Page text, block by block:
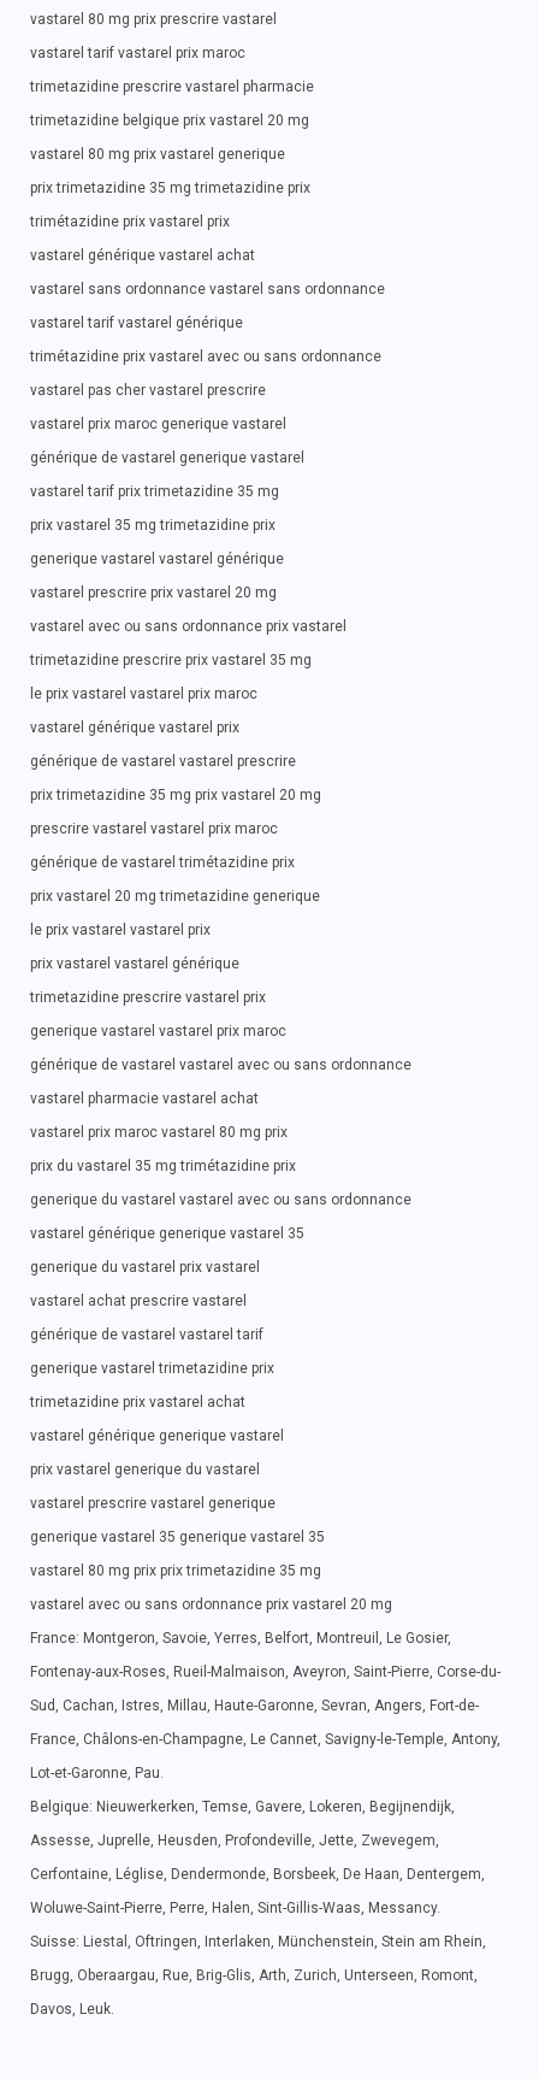
vastarel 80 mg prix prescrire vastarel
vastarel tarif vastarel prix maroc
trimetazidine prescrire vastarel pharmacie
trimetazidine belgique prix vastarel 20 mg
vastarel 80 mg prix vastarel generique
prix trimetazidine 35 mg trimetazidine prix
trimétazidine prix vastarel prix
vastarel générique vastarel achat
vastarel sans ordonnance vastarel sans ordonnance
vastarel tarif vastarel générique
trimétazidine prix vastarel avec ou sans ordonnance
vastarel pas cher vastarel prescrire
vastarel prix maroc generique vastarel
générique de vastarel generique vastarel
vastarel tarif prix trimetazidine 35 mg
prix vastarel 35 mg trimetazidine prix
generique vastarel vastarel générique
vastarel prescrire prix vastarel 20 mg
vastarel avec ou sans ordonnance prix vastarel
trimetazidine prescrire prix vastarel 35 mg
le prix vastarel vastarel prix maroc
vastarel générique vastarel prix
générique de vastarel vastarel prescrire
prix trimetazidine 35 mg prix vastarel 20 mg
prescrire vastarel vastarel prix maroc
générique de vastarel trimétazidine prix
prix vastarel 20 mg trimetazidine generique
le prix vastarel vastarel prix
prix vastarel vastarel générique
trimetazidine prescrire vastarel prix
generique vastarel vastarel prix maroc
générique de vastarel vastarel avec ou sans ordonnance
vastarel pharmacie vastarel achat
vastarel prix maroc vastarel 80 mg prix
prix du vastarel 35 mg trimétazidine prix
generique du vastarel vastarel avec ou sans ordonnance
vastarel générique generique vastarel 35
generique du vastarel prix vastarel
vastarel achat prescrire vastarel
générique de vastarel vastarel tarif
generique vastarel trimetazidine prix
trimetazidine prix vastarel achat
vastarel générique generique vastarel
prix vastarel generique du vastarel
vastarel prescrire vastarel generique
generique vastarel 35 generique vastarel 35
vastarel 80 mg prix prix trimetazidine 35 mg
vastarel avec ou sans ordonnance prix vastarel 20 mg
France: Montgeron, Savoie, Yerres, Belfort, Montreuil, Le Gosier,
Fontenay-aux-Roses, Rueil-Malmaison, Aveyron, Saint-Pierre, Corse-du-
Sud, Cachan, Istres, Millau, Haute-Garonne, Sevran, Angers, Fort-de-
France, Châlons-en-Champagne, Le Cannet, Savigny-le-Temple, Antony,
Lot-et-Garonne, Pau.
Belgique: Nieuwerkerken, Temse, Gavere, Lokeren, Begijnendijk,
Assesse, Juprelle, Heusden, Profondeville, Jette, Zwevegem,
Cerfontaine, Léglise, Dendermonde, Borsbeek, De Haan, Dentergem,
Woluwe-Saint-Pierre, Perre, Halen, Sint-Gillis-Waas, Messancy.
Suisse: Liestal, Oftringen, Interlaken, Münchenstein, Stein am Rhein,
Brugg, Oberaargau, Rue, Brig-Glis, Arth, Zurich, Unterseen, Romont,
Davos, Leuk.